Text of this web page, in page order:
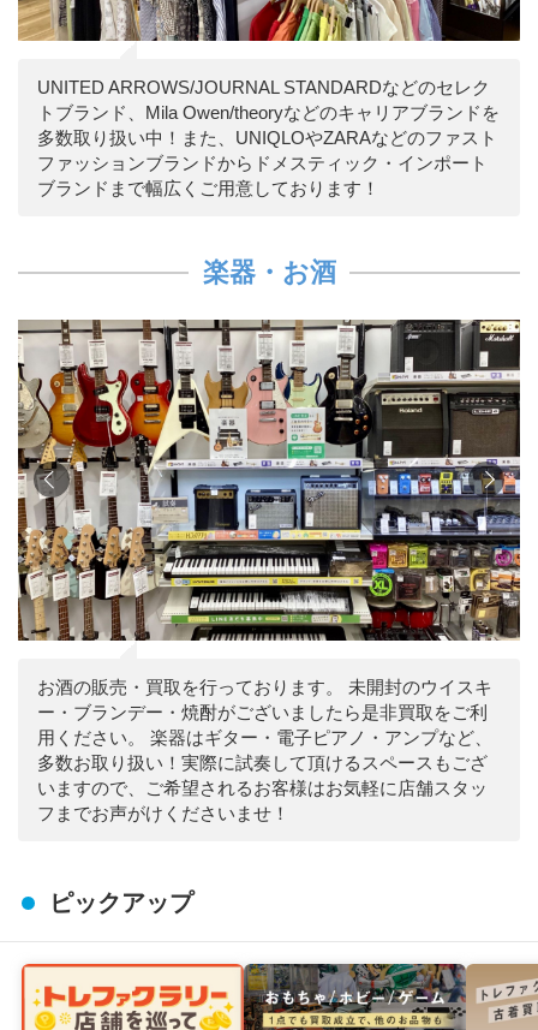
UNITED ARROWS/JOURNAL STANDARDなどのセレク
トブランド、Mila Owen/theoryなどのキャリアブランドを
多数取り扱い中！また、UNIQLOやZARAなどのファスト
ファッションブランドからドメスティック・インポート
ブランドまで幅広くご用意しております！
楽器・お酒
お酒の販売・買取を行っております。 未開封のウイスキ
ー・ブランデー・焼酎がございましたら是非買取をご利
用ください。 楽器はギター・電子ピアノ・アンプなど、
多数お取り扱い！実際に試奏して頂けるスペースもござ
いますので、ご希望されるお客様はお気軽に店舗スタッ
フまでお声がけくださいませ！
ピックアップ